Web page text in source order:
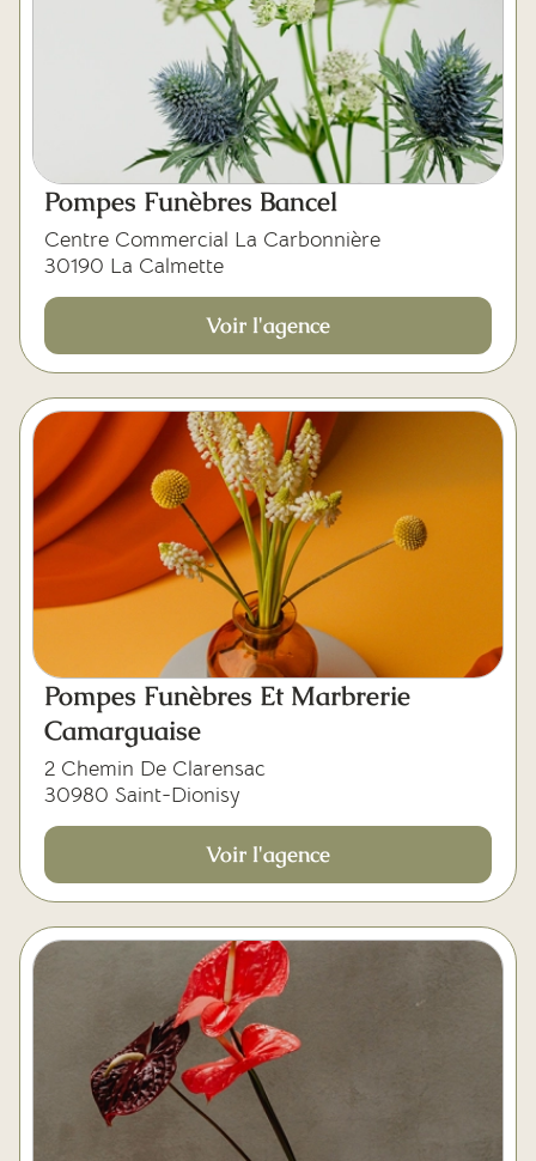
Pompes Funèbres Bancel
Centre Commercial La Carbonnière
30190 La Calmette
Voir l'agence
Pompes Funèbres Et Marbrerie
Camarguaise
2 Chemin De Clarensac
30980 Saint-Dionisy
Voir l'agence